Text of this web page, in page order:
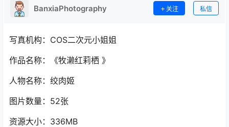
BanxiaPhotography 关注 私信
写真机构：COS二次元小姐姐
作品名称：《牧濑红莉栖 》
人物名称：绞肉姬
图片数量：52张
资源大小：336MB